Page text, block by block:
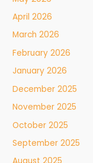
April 2026
March 2026
February 2026
January 2026
December 2025
November 2025
October 2025
September 2025